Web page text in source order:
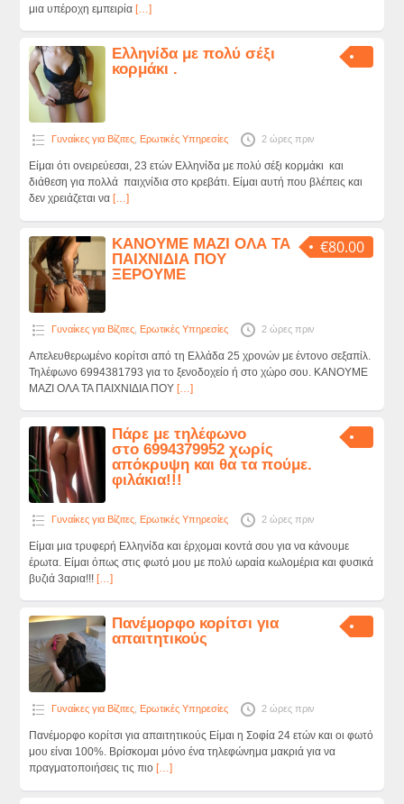
μια υπέροχη εμπειρία […]
Ελληνίδα με πολύ σέξι
κορμάκι .
Γυναίκες για Βίζιτες, Ερωτικές Υπηρεσίες 2 ώρες πριν
Είμαι ότι ονειρεύεσαι, 23 ετών Ελληνίδα με πολύ σέξι κορμάκι και
διάθεση για πολλά παιχνίδια στο κρεβάτι. Είμαι αυτή που βλέπεις και
δεν χρειάζεται να […]
€80.00
ΚΑΝΟΥΜΕ ΜΑΖΙ ΟΛΑ ΤΑ
ΠΑΙΧΝΙΔΙΑ ΠΟΥ
ΞΕΡΟΥΜΕ
Γυναίκες για Βίζιτες, Ερωτικές Υπηρεσίες 2 ώρες πριν
Aπελευθερωμένο κορίτσι από τη Ελλάδα 25 χρονών με έντονο σεξαπίλ.
Τηλέφωνο 6994381793 για το ξενοδοχείο ή στο χώρο σου. ΚΑΝΟΥΜΕ
ΜΑΖΙ ΟΛΑ ΤΑ ΠΑΙΧΝΙΔΙΑ ΠΟΥ […]
Πάρε με τηλέφωνο
στο 6994379952 χωρίς
απόκρυψη και θα τα πούμε.
φιλάκια!!!
Γυναίκες για Βίζιτες, Ερωτικές Υπηρεσίες 2 ώρες πριν
Είμαι μια τρυφερή Ελληνίδα και έρχομαι κοντά σου για να κάνουμε
έρωτα. Είμαι όπως στις φωτό μου με πολύ ωραία κωλομέρια και φυσικά
βυζιά 3αρια!!! […]
Πανέμορφο κορίτσι για
απαιτητικούς
Γυναίκες για Βίζιτες, Ερωτικές Υπηρεσίες 2 ώρες πριν
Πανέμορφο κορίτσι για απαιτητικούς Είμαι η Σοφία 24 ετών και οι φωτό
μου είναι 100%. Βρίσκομαι μόνο ένα τηλεφώνημα μακριά για να
πραγματοποιήσεις τις πιο […]